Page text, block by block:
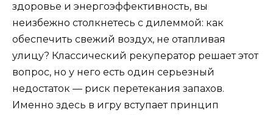
здоровье и энергоэффективность, вы
неизбежно столкнетесь с дилеммой: как
обеспечить свежий воздух, не отапливая
улицу? Классический рекуператор решает этот
вопрос, но у него есть один серьезный
недостаток — риск перетекания запахов.
Именно здесь в игру вступает принцип